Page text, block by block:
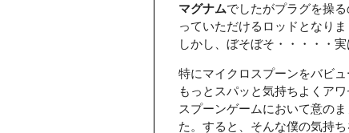
マグナムでしたがプラグを操
っていただけるロッドとなりま
しかし、ぼそぼそ・・・・・
特にマイクロスプーンをバビュ
もっとスパッと気持ちよくアワ
スプーンゲームにおいて意の
た。すると、そんな僕の気持